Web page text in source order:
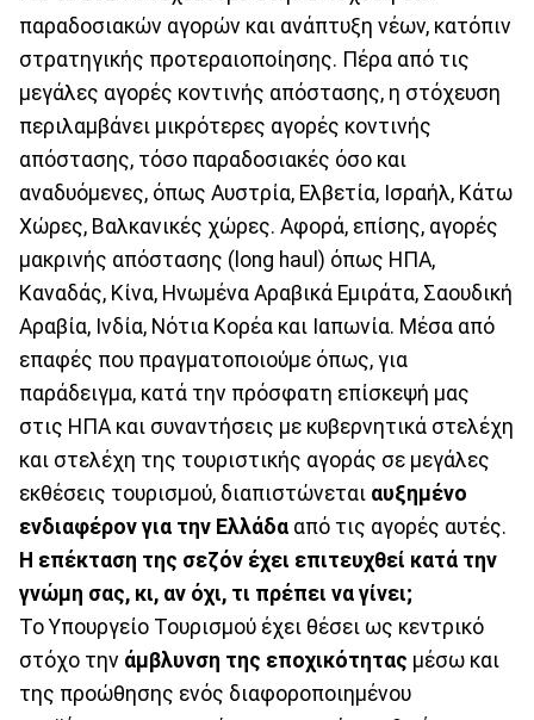
παραδοσιακών αγορών και ανάπτυξη νέων, κατόπιν
στρατηγικής προτεραιοποίησης. Πέρα από τις
μεγάλες αγορές κοντινής απόστασης, η στόχευση
περιλαμβάνει μικρότερες αγορές κοντινής
απόστασης, τόσο παραδοσιακές όσο και
αναδυόμενες, όπως Αυστρία, Ελβετία, Ισραήλ, Κάτω
Χώρες, Βαλκανικές χώρες. Αφορά, επίσης, αγορές
μακρινής απόστασης (long haul) όπως ΗΠΑ,
Καναδάς, Κίνα, Ηνωμένα Αραβικά Εμιράτα, Σαουδική
Αραβία, Ινδία, Νότια Κορέα και Ιαπωνία. Μέσα από
επαφές που πραγματοποιούμε όπως, για
παράδειγμα, κατά την πρόσφατη επίσκεψή μας
στις ΗΠΑ και συναντήσεις με κυβερνητικά στελέχη
και στελέχη της τουριστικής αγοράς σε μεγάλες
εκθέσεις τουρισμού, διαπιστώνεται αυξημένο
ενδιαφέρον για την Ελλάδα από τις αγορές αυτές.
Η επέκταση της σεζόν έχει επιτευχθεί κατά την
γνώμη σας, κι, αν όχι, τι πρέπει να γίνει;
Το Υπουργείο Τουρισμού έχει θέσει ως κεντρικό
στόχο την άμβλυνση της εποχικότητας μέσω και
της προώθησης ενός διαφοροποιημένου